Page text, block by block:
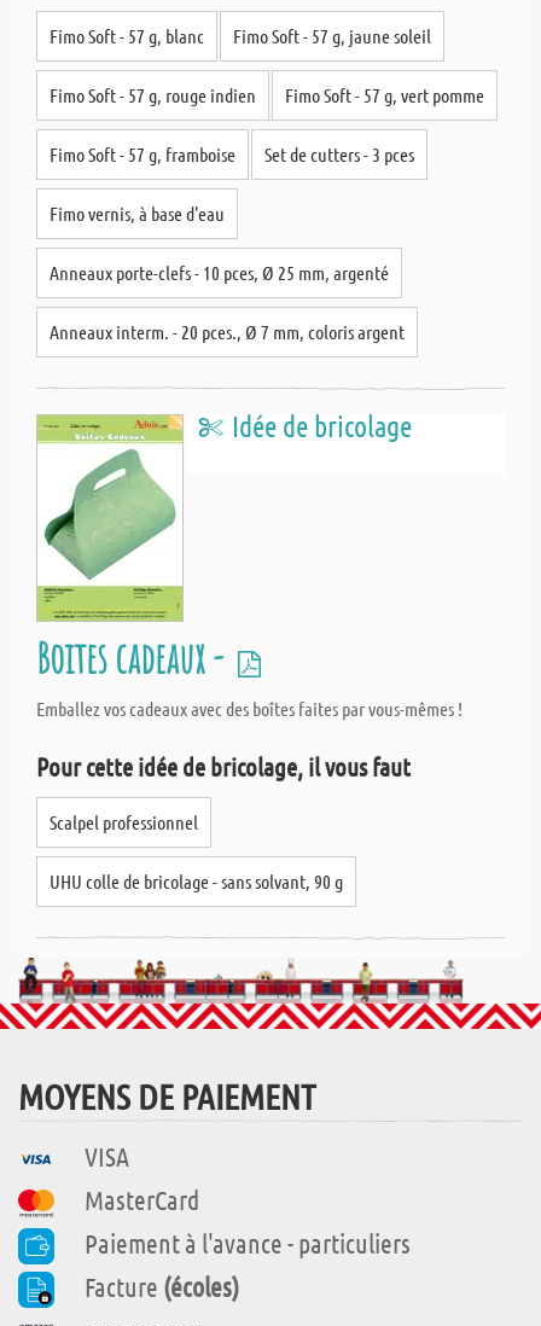
Fimo Soft - 57 g, blanc Fimo Soft - 57 g, jaune soleil
Fimo Soft - 57 g, rouge indien Fimo Soft - 57 g, vert pomme
Fimo Soft - 57 g, framboise Set de cutters - 3 pces
Fimo vernis, à base d'eau
Anneaux porte-clefs - 10 pces, Ø 25 mm, argenté
Anneaux interm. - 20 pces., Ø 7 mm, coloris argent
Idée de bricolage
Boites cadeaux -
Emballez vos cadeaux avec des boîtes faites par vous-mêmes !
Pour cette idée de bricolage, il vous faut
Scalpel professionnel
UHU colle de bricolage - sans solvant, 90 g
MOYENS DE PAIEMENT
VISA
MasterCard
Paiement à l'avance - particuliers
Facture (écoles)